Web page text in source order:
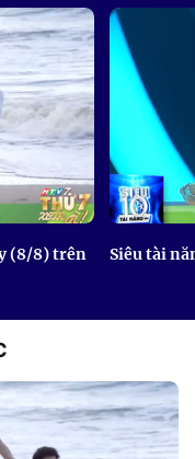
(8/8) trên
Siêu tài